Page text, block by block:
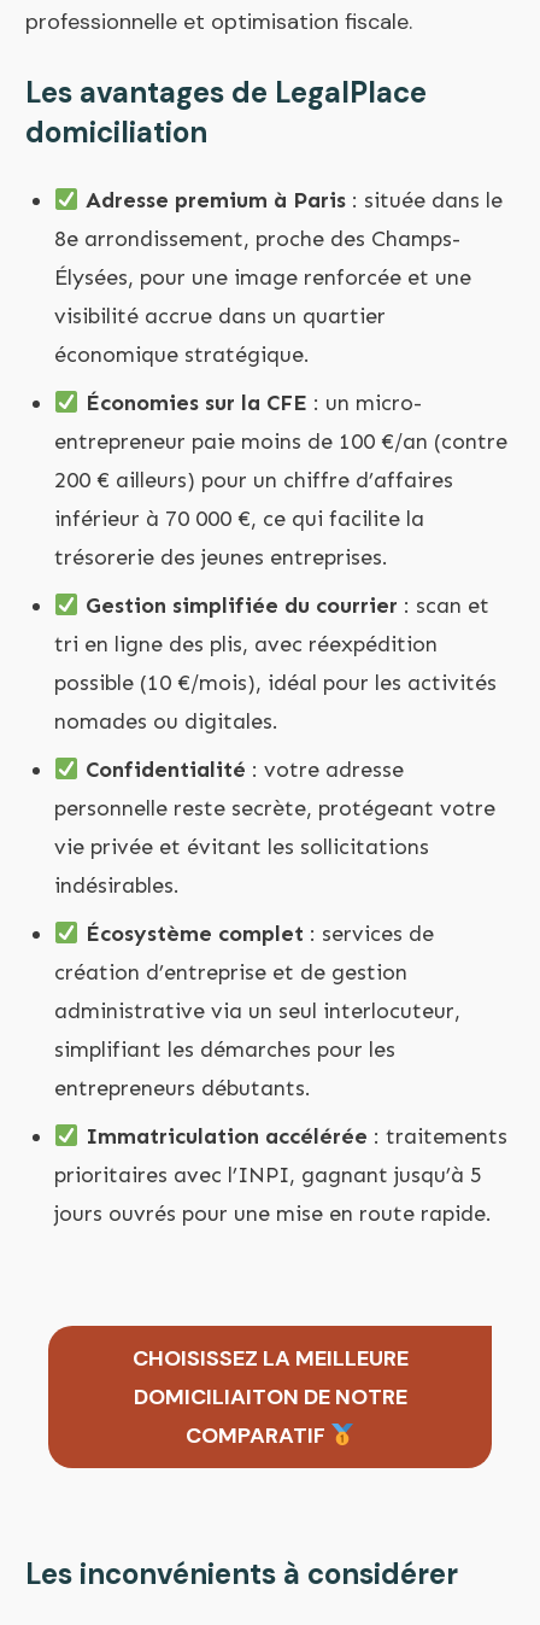
professionnelle et optimisation fiscale.
Les avantages de LegalPlace
domiciliation
Adresse premium à Paris: située dans le
8e arrondissement, proche des Champs-
Élysées, pour une image renforcée et une
visibilité accrue dans un quartier
économique stratégique.
Économies sur la CFE : un micro-
entrepreneur paie moins de 100 €/an (contre
200 € ailleurs) pour un chiffre d’affaires
inférieur à 70 000 €, ce qui facilite la
trésorerie des jeunes entreprises.
Gestion simplifiée du courrier : scan et
tri en ligne des plis, avec réexpédition
possible (10 €/mois), idéal pour les activités
nomades ou digitales.
Confidentialité : votre adresse
personnelle reste secrète, protégeant votre
vie privée et évitant les sollicitations
indésirables.
Écosystème complet : services de
création d’entreprise et de gestion
administrative via un seul interlocuteur,
simplifiant les démarches pour les
entrepreneurs débutants.
Immatriculation accélérée : traitements
prioritaires avec l’INPI, gagnant jusqu’à 5
jours ouvrés pour une mise en route rapide.
CHOISISSEZ LA MEILLEURE
DOMICILIAITON DE NOTRE
COMPARATIF
Les inconvénients à considérer